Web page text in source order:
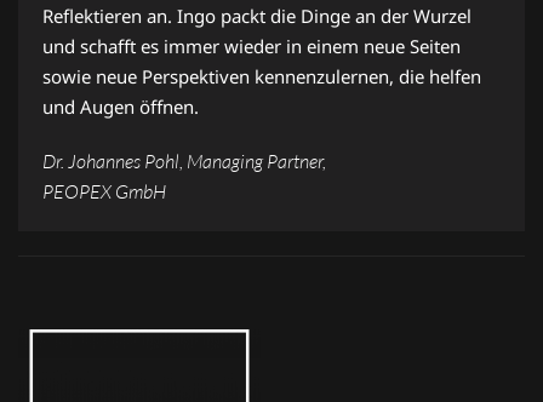
Reflektieren an. Ingo packt die Dinge an der Wurzel
und schafft es immer wieder in einem neue Seiten
sowie neue Perspektiven kennenzulernen, die helfen
und Augen öffnen.
Dr. Johannes Pohl, Managing Partner,
PEOPEX GmbH